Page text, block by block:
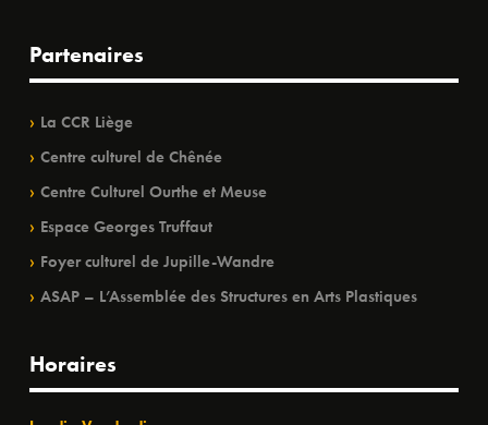
Partenaires
La CCR Liège
Centre culturel de Chênée
Centre Culturel Ourthe et Meuse
Espace Georges Truffaut
Foyer culturel de Jupille-Wandre
ASAP – L’Assemblée des Structures en Arts Plastiques
Horaires